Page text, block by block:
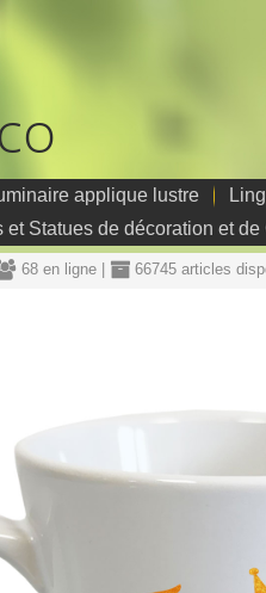
applique lustre
et Statues de décoration et
68 en ligne | 66745 articles